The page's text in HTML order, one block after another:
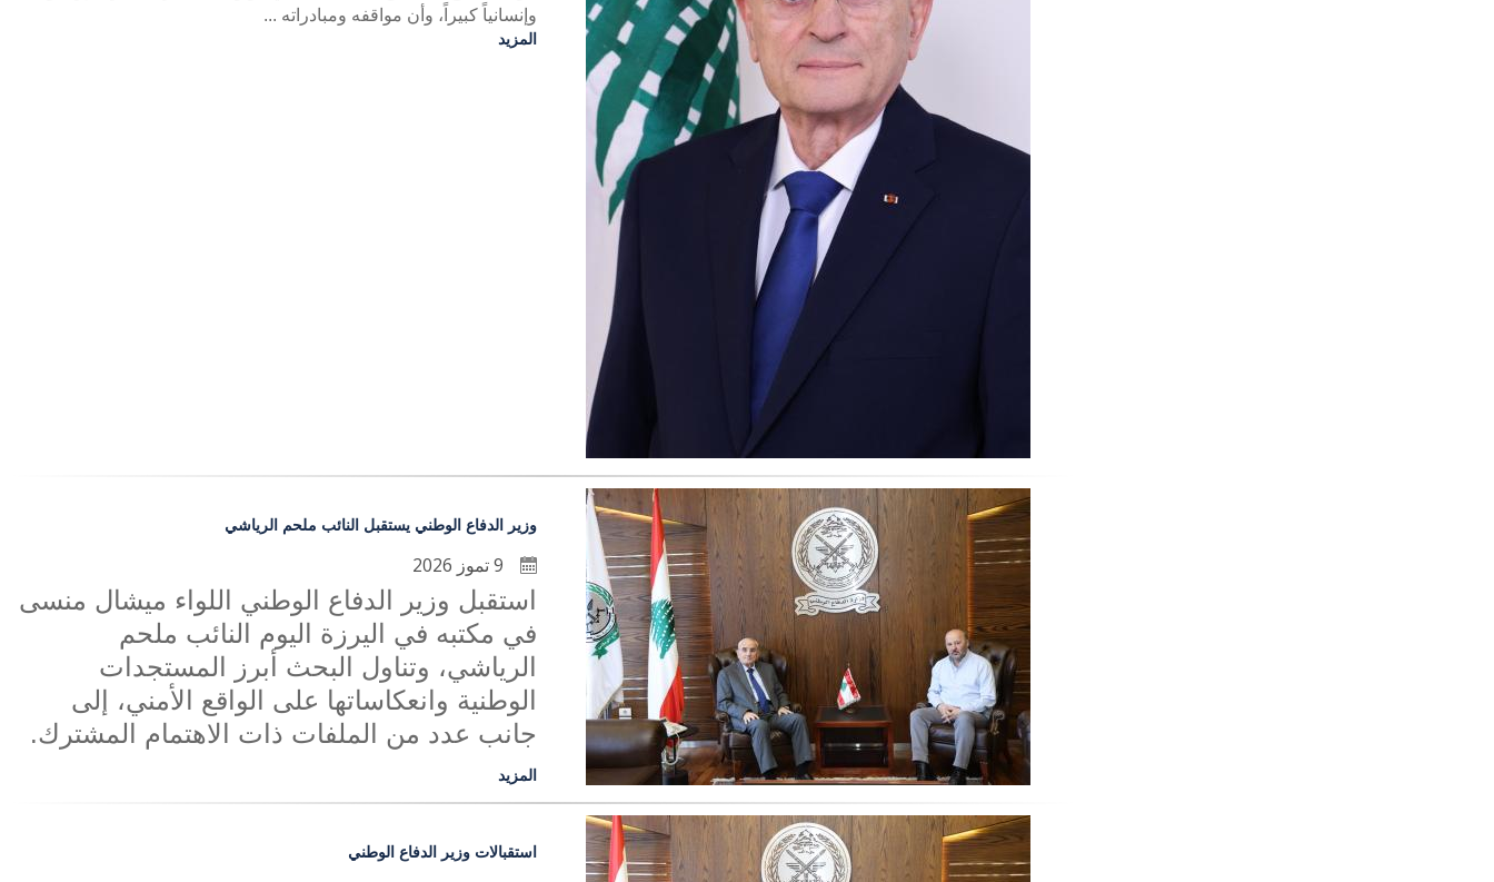
وإنسانياً كبيراً، وأن مواقفه ومبادراته ...
المزيد
وزير الدفاع الوطني يستقبل النائب ملحم الرياشي
استقبل وزير الدفاع الوطني اللواء ميشال منسى
في مكتبه في اليرزة اليوم النائب ملحم
الرياشي، وتناول البحث أبرز المستجدات
الوطنية وانعكاساتها على الواقع الأمني، إلى
جانب عدد من الملفات ذات الاهتمام المشترك.
المزيد
استقبالات وزير الدفاع الوطني